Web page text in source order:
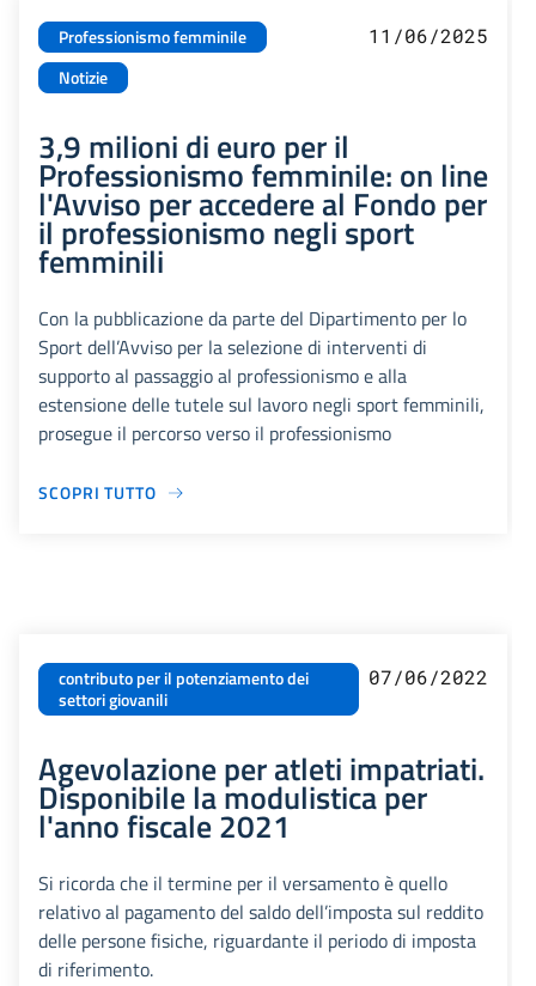
Professionismo femminile
Notizie
11/06/2025
3,9 milioni di euro per il
Professionismo femminile: on line
l'Avviso per accedere al Fondo per
il professionismo negli sport
femminili
Con la pubblicazione da parte del Dipartimento per lo
Sport dell’Avviso per la selezione di interventi di
supporto al passaggio al professionismo e alla
estensione delle tutele sul lavoro negli sport femminili,
prosegue il percorso verso il professionismo
SCOPRI TUTTO
contributo per il potenziamento dei
settori giovanili
07/06/2022
Agevolazione per atleti impatriati.
Disponibile la modulistica per
l'anno fiscale 2021
Si ricorda che il termine per il versamento è quello
relativo al pagamento del saldo dell’imposta sul reddito
delle persone fisiche, riguardante il periodo di imposta
di riferimento.